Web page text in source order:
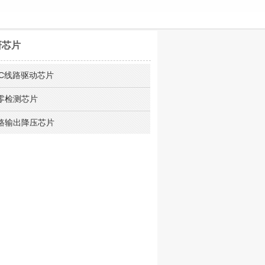
片
线路驱动芯片
检测芯片
输出降压芯片